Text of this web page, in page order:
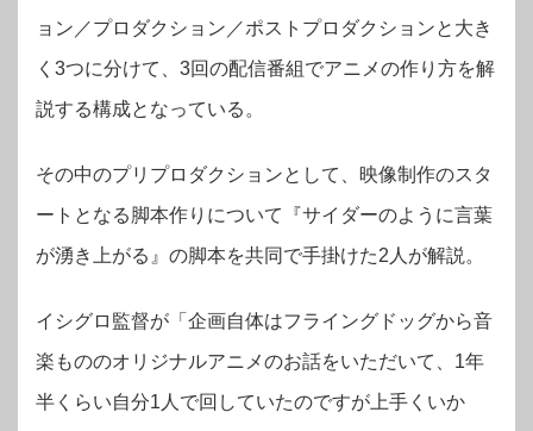
ョン／プロダクション／ポストプロダクションと大き
く3つに分けて、3回の配信番組でアニメの作り方を解
説する構成となっている。
その中のプリプロダクションとして、映像制作のスタ
ートとなる脚本作りについて『サイダーのように言葉
が湧き上がる』の脚本を共同で手掛けた2人が解説。
イシグロ監督が「企画自体はフライングドッグから音
楽もののオリジナルアニメのお話をいただいて、1年
半くらい自分1人で回していたのですが上手くいか